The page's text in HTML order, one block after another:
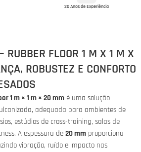
20 Anos de Experiência
RUBBER FLOOR 1 M X 1 M X
ROBUSTEZ E CONFORTO
1 m × 1 m × 20 mm é uma solução
adequada para ambientes de
estúdios de cross-training, salas de
A espessura de 20 mm proporciona
vibração, ruído e impacto nas